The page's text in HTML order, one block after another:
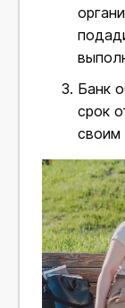
Банк
срок
своим